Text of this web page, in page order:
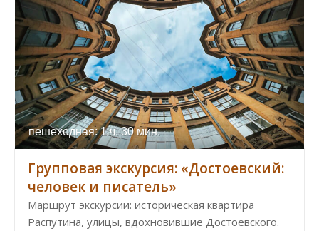
пешеходная: 1 ч. 30 мин.
Групповая экскурсия: «Достоевский:
человек и писатель»
Маршрут экскурсии: историческая квартира
Распутина, улицы, вдохновившие Достоевского.